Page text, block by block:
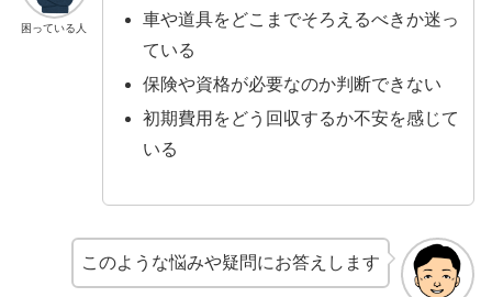
困っている人
車や道具をどこまでそろえるべきか迷っ
ている
保険や資格が必要なのか判断できない
初期費用をどう回収するか不安を感じて
いる
このような悩みや疑問にお答えします